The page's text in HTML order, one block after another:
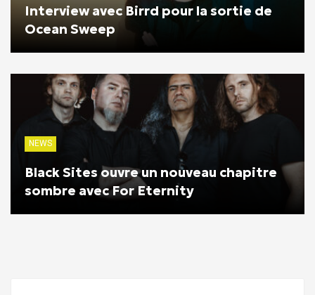
Interview avec Birrd pour la sortie de
Ocean Sweep
NEWS
Black Sites ouvre un nouveau chapitre
sombre avec For Eternity